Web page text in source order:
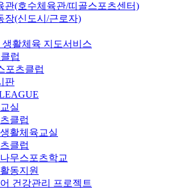
관(호수체육관/띠골스포츠센터)
장(신도시/근로자)
생활체육 지도서비스
럽
포츠클럽
판
실
클럽
활체육교실
클럽
무스포츠학교
동지원
건강관리 프로젝트